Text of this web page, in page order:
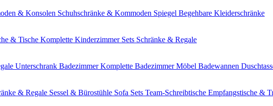
& Konsolen Schuhschränke & Kommoden Spiegel Begehbare Kleiderschränke
& Tische Komplette Kinderzimmer Sets Schränke & Regale
Unterschrank BadezimmerKomplette Badezimmer Möbel Badewannen
& Regale Sessel & Bürostühle Sofa Sets Team-Schreibtische Empfangstische &